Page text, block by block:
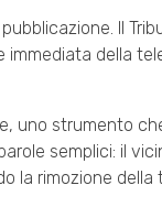
Il
immediata della
uno strumento
semplici: il
la rimozione della